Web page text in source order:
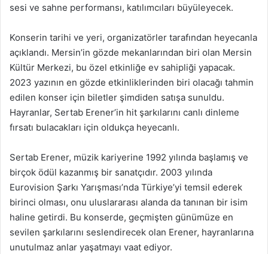
sesi ve sahne performansı, katılımcıları büyüleyecek.
Konserin tarihi ve yeri, organizatörler tarafından heyecanla
açıklandı. Mersin’in gözde mekanlarından biri olan Mersin
Kültür Merkezi, bu özel etkinliğe ev sahipliği yapacak.
2023 yazının en gözde etkinliklerinden biri olacağı tahmin
edilen konser için biletler şimdiden satışa sunuldu.
Hayranlar, Sertab Erener’in hit şarkılarını canlı dinleme
fırsatı bulacakları için oldukça heyecanlı.
Sertab Erener, müzik kariyerine 1992 yılında başlamış ve
birçok ödül kazanmış bir sanatçıdır. 2003 yılında
Eurovision Şarkı Yarışması’nda Türkiye’yi temsil ederek
birinci olması, onu uluslararası alanda da tanınan bir isim
haline getirdi. Bu konserde, geçmişten günümüze en
sevilen şarkılarını seslendirecek olan Erener, hayranlarına
unutulmaz anlar yaşatmayı vaat ediyor.